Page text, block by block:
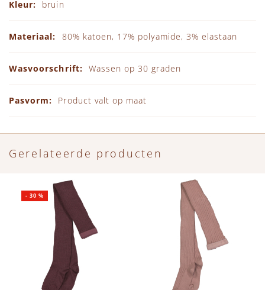
bruin
80% katoen, 17% polyamide, 3% elastaan
Wassen op 30 graden
Product valt op maat
Gerelateerde producten
-30 %